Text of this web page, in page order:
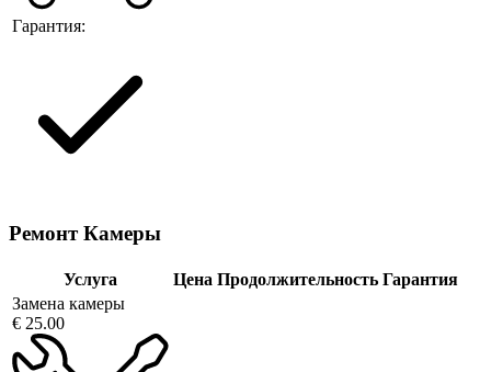
Гарантия:
Ремонт Камеры
Услуга Цена Продолжительность Гарантия
Замена камеры
€ 25.00